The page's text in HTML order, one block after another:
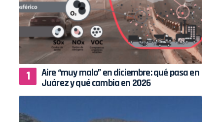
Aire “muy malo” en diciembre: qué pasa en
Juárez y qué cambia en 2026